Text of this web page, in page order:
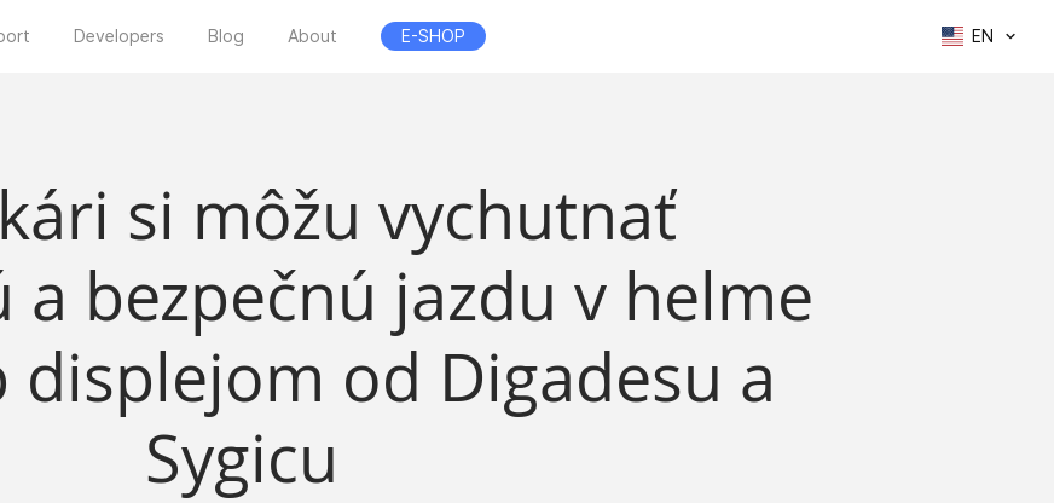
Developers Blog About E-SHOP EN
si môžu vychutnať
a bezpečnú jazdu v helme
displejom od Digadesu a
Sygicu